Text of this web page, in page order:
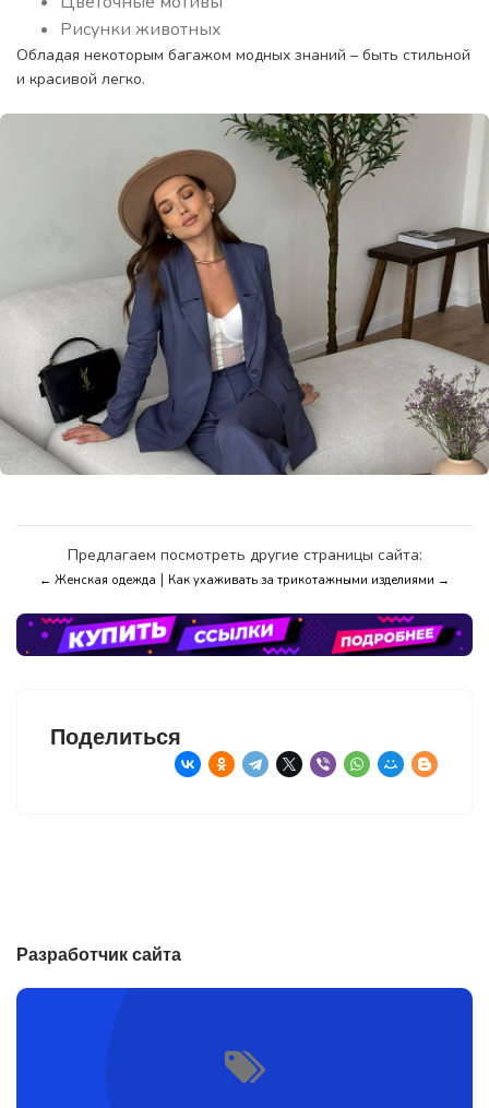
Рисунки животных
Обладая некоторым багажом модных знаний – быть стильной
и красивой легко.
Предлагаем посмотреть другие страницы сайта:
← Женская одежда | Как ухаживать за трикотажными изделиями →
Поделиться
Разработчик сайта